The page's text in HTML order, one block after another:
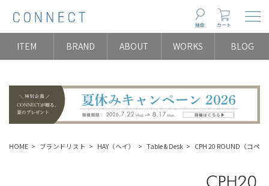
検索 カート
ITEM BRAND ABOUT WORKS BLOG
HOME ブランドリスト HAY（ヘイ） Table & Desk CPH 20 ROUND（コペ